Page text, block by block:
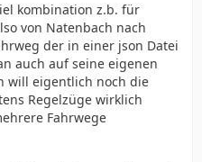
kombination z.b. für
von Natenbach nach
der in einer json Datei
auch auf seine eigenen
will eigentlich noch die
Regelzüge wirklich
Fahrwege